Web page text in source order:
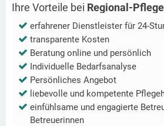
Ihre Vorteile bei Regional-Pflege
erfahrener Dienstleister für 24-
transparente Kosten
Beratung online und persönlich
Individuelle Bedarfsanalyse
Persönliches Angebot
liebevolle und kompetente
einfühlsame und engagierte
Betreuerinnen